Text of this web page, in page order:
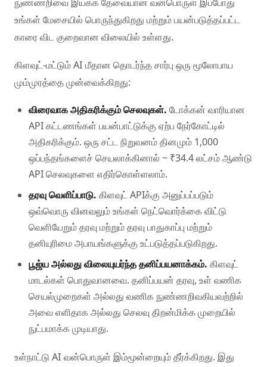
உங்கள் மேசையில் பொருந்துகிறது மற்றும் பயன்படுத்தப்பட்ட
காரை விட குறைவான விலையில் உள்ளது.
கிளவுட்-மட்டும் AI மீதான தொடர்ந்த சார்பு ஒரு மூலோபாய
மும்முரத்தை முன்வைக்கிறது:
விரைவாக அதிகரிக்கும் செலவுகள். டோக்கன் வாரியான
API கட்டணங்கள் பயன்பாட்டுக்கு ஏற்ப நேர்கோட்டில்
அதிகரிக்கும். ஒரு சட்ட நிறுவனம் தினமும் 1,000
ஒப்பந்தங்களைச் செயலாக்கினால் ~ ₹34.4 லட்சம் ஆண்டு
API செலவுகளை எதிர்கொள்ளலாம்.
தரவு வெளிப்பாடு. கிளவுட் APIக்கு அனுப்பப்படும்
ஒவ்வொரு வினவலும் உங்கள் நெட்வொர்க்கை விட்டு
வெளியேறும் தரவு மற்றும் தரவு பாதுகாப்பு மற்றும்
தனியுரிமை அபாயங்களுக்கு உட்படுத்தப்படுகிறது.
பூஜ்ய அல்லது விலையுயர்ந்த தனிப்பயனாக்கம். கிளவுட்
மாடல்கள் பொதுவானவை. தனிப்பயன் தரவு, உள் வணிக
செயல்முறைகள் அல்லது வணிக நுண்ணறிவகியவற்றில்
அவை எளிதாக அல்லது செலவு திறன்மிக்க முறையில்
நுட்பமாக்க முடியாது.
உள்நாட்டு AI வன்பொருள் இம்மூன்றையும் தீர்க்கிறது. இது